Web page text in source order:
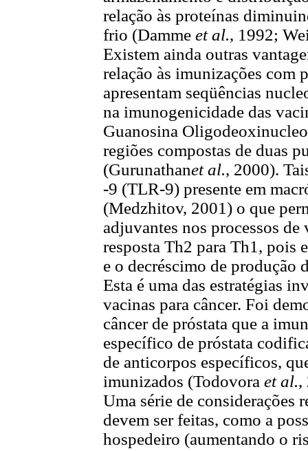
relação às proteínas
frio (Damme et al., 1992;
Existem ainda outras
relação às imunizações com
apresentam seqüências
na imunogenicidade das
Guanosina
regiões compostas de duas
(Gurunathanet al., 2000).
-9 (TLR-9) presente em
(Medzhitov, 2001) o que
adjuvantes nos processos
resposta Th2 para Th1, pois
e o decréscimo de
Esta é uma das estratégias
vacinas para câncer. Foi
câncer de próstata que a
específico de próstata
de anticorpos específicos,
imunizados (Todovora et al.,
Uma série de considerações
devem ser feitas, como a
hospedeiro (aumentando o